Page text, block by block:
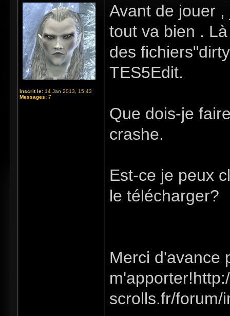
Inscrit le: 14 Jan 2013, 15:43
Messages: 7
Avant de jouer
tout va bien .
des
TES5Edit.
Que dois-je
crashe.
Est-ce je peux
le télécharger?
Merci d'avance
scrolls.fr/forum/